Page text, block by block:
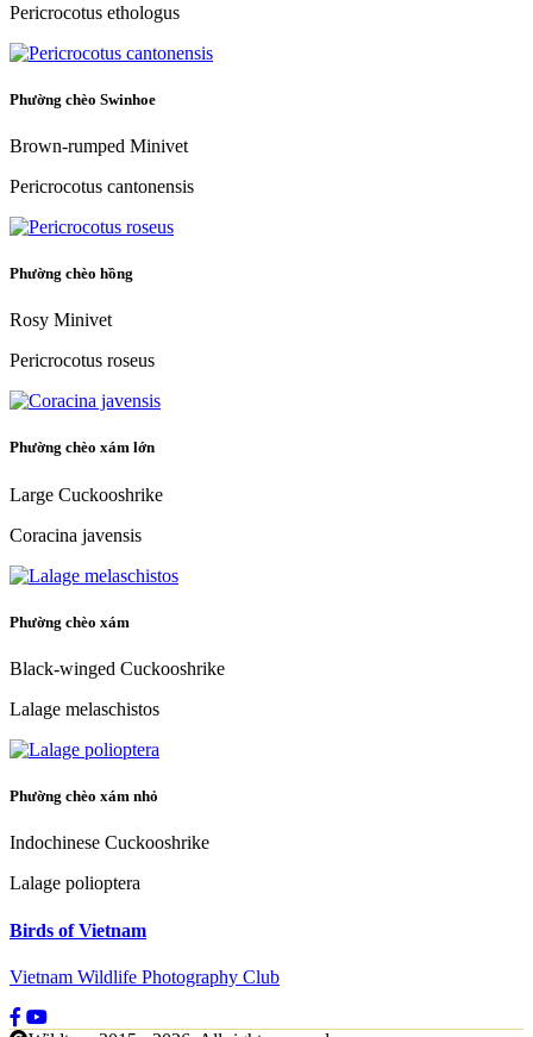
Pericrocotus ethologus
Phường chèo Swinhoe
Brown-rumped Minivet
Pericrocotus cantonensis
Phường chèo hồng
Rosy Minivet
Pericrocotus roseus
Phường chèo xám lớn
Large Cuckooshrike
Coracina javensis
Phường chèo xám
Black-winged Cuckooshrike
Lalage melaschistos
Phường chèo xám nhỏ
Indochinese Cuckooshrike
Lalage polioptera
Birds of Vietnam
Vietnam Wildlife Photography Club